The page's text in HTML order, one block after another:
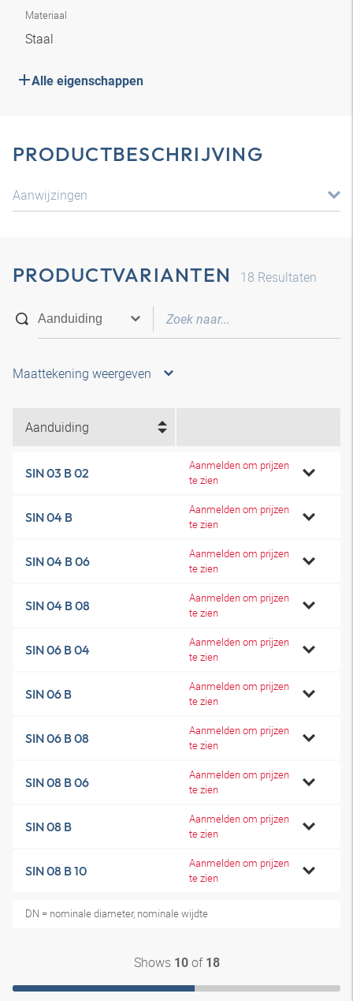
Materiaal
Staal
Alle eigenschappen
PRODUCTBESCHRIJVING
Aanwijzingen
PRODUCTVARIANTEN 18 Resultaten
Maattekening weergeven
Aanduiding
SIN 03 B 02
Aanmelden om prijzen
te zien
SIN 04 B
Aanmelden om prijzen
te zien
SIN 04 B 06
Aanmelden om prijzen
te zien
SIN 04 B 08
Aanmelden om prijzen
te zien
SIN 06 B 04
Aanmelden om prijzen
te zien
SIN 06 B
Aanmelden om prijzen
te zien
SIN 06 B 08
Aanmelden om prijzen
te zien
SIN 08 B 06
Aanmelden om prijzen
te zien
SIN 08 B
Aanmelden om prijzen
te zien
SIN 08 B 10
Aanmelden om prijzen
te zien
DN = nominale diameter, nominale wijdte
Shows 10of 18